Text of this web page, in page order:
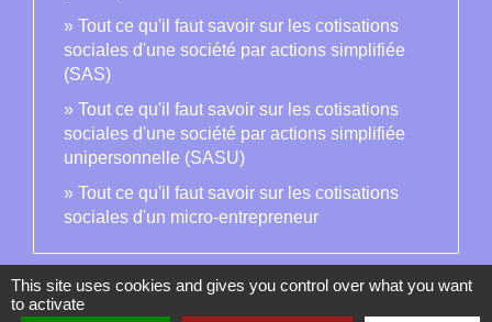
Tout ce qu'il faut savoir sur les cotisations
sociales d'une société par actions simplifiée
(SAS)
Tout ce qu'il faut savoir sur les cotisations
sociales d'une société par actions simplifiée
unipersonnelle (SASU)
Tout ce qu'il faut savoir sur les cotisations
sociales d'un micro-entrepreneur
Signaler une erreur sur cette page
This site uses cookies and gives you control over what you want
to activate